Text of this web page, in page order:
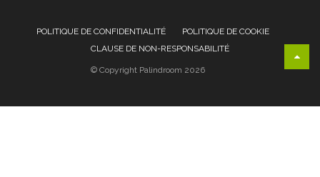
POLITIQUE DE CONFIDENTIALITÉ
POLITIQUE DE COOKIE
CLAUSE DE NON-RESPONSABILITÉ
© Copyright Palindroom 2026